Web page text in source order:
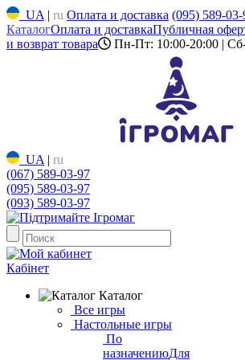
UA | ru Оплата и доставка (095) 589-03-
КаталогОплата и доставкаПубличная
и возврат товара
Пн-Пт: 10:00-20:00 |
UA | ru
(067) 589-03-97
(095) 589-03-97
(093) 589-03-97
Кабінет
Каталог
Все игры
Настольные игры
По
назначениюДля